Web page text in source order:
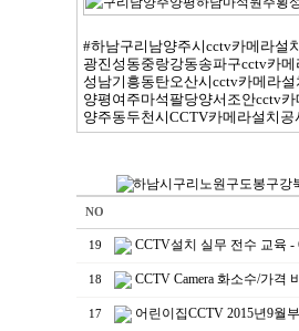
#하남구리남양주시cctv카메라설
광진성동중랑강동송파구cctv카
성남기흥동탄오산시cctv카메라
양평여주마석팔당양서조안cctv
양주동두천시CCTV카메라설치
NO
19 CCTV설치 실무 전수 교육
18 CCTV Camera 화소수/가격
17 어린이집CCTV 2015년9월